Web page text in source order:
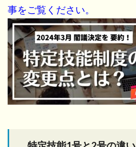
件
6
外国
人労
働者
の要
件
（1
号の
6.1
事をご覧ください。